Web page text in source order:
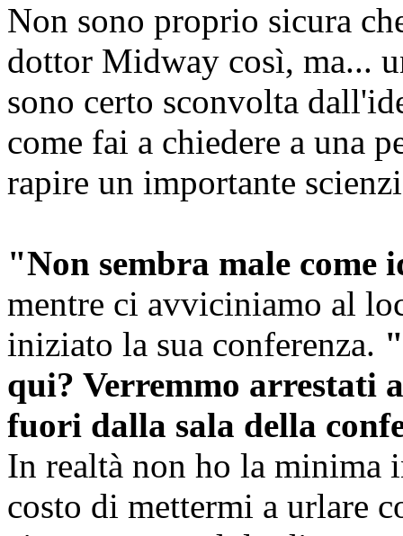
Non sono proprio sicura
dottor Midway così, ma...
sono certo sconvolta
come fai a chiedere a una
rapire un importante
"Non sembra male come
mentre ci avviciniamo al
iniziato la sua conferenza.
qui? Verremmo arrestati
fuori dalla sala della
In realtà non ho la minima
costo di mettermi a urlare